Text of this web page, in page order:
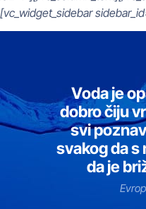
[vc_widget_sidebar
Voda je
dobro čiju
svi
svakog da s
da je